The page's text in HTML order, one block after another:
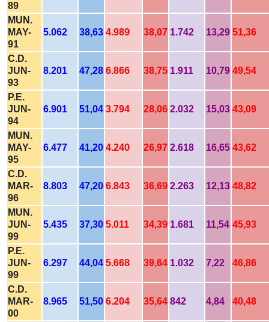
89
MUN.
MAY-
91
5.062 38,63 4.989 38,07 1.742 13,29 51,36
C.D.
JUN-
93
8.201 47,28 6.866 38,75 1.911 10,79 49,54
P.E.
JUN-
94
6.901 51,04 3.794 28,06 2.032 15,03 43,09
MUN.
MAY-
95
6.477 41,20 4.240 26,97 2.618 16,65 43,62
C.D.
MAR-
96
8.803 47,20 6.843 36,69 2.263 12,13 48,82
MUN.
JUN-
99
5.435 37,30 5.011 34,39 1.681 11,54 45,93
P.E.
JUN-
99
6.297 44,04 5.668 39,64 1.032 7,22 46,86
C.D.
MAR-
00
8.965 51,50 6.204 35,64 842 4,84 40,48